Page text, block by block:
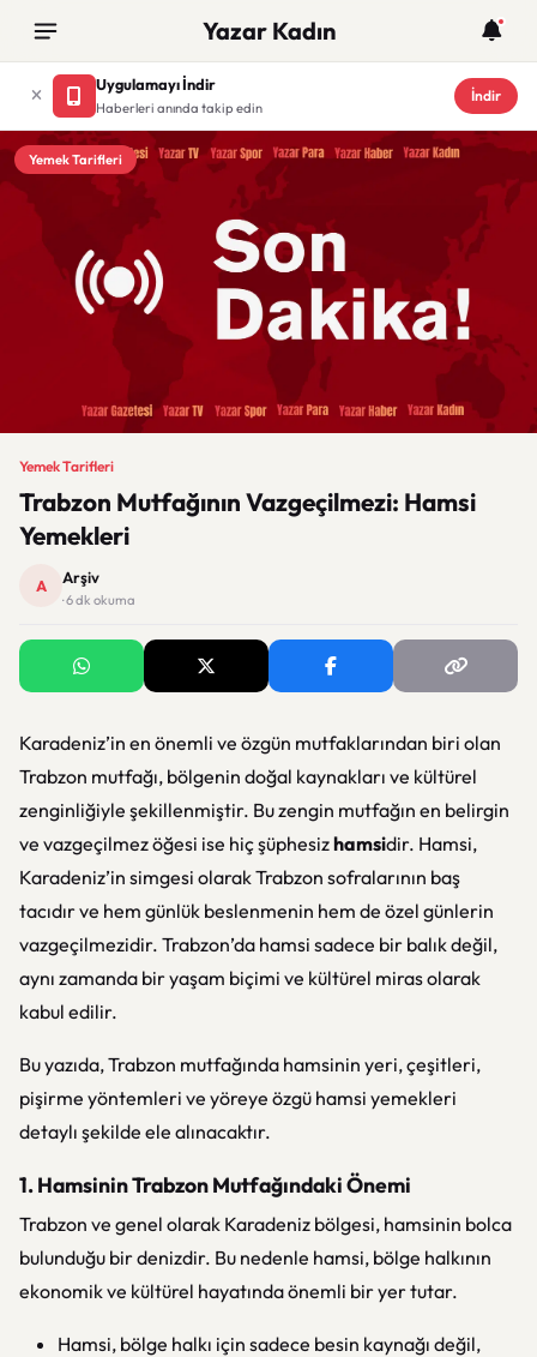
Yazar Kadın
Uygulamayı İndir
Haberleri anında takip edin
İndir
Yemek Tarifleri
Yemek Tarifleri
Trabzon Mutfağının Vazgeçilmezi: Hamsi
Yemekleri
A Arşiv
· 6 dk okuma
Karadeniz’in en önemli ve özgün mutfaklarından biri olan
Trabzon mutfağı, bölgenin doğal kaynakları ve kültürel
zenginliğiyle şekillenmiştir. Bu zengin mutfağın en belirgin
ve vazgeçilmez öğesi ise hiç şüphesizhamsidir. Hamsi,
Karadeniz’in simgesi olarak Trabzon sofralarının baş
tacıdır ve hem günlük beslenmenin hem de özel günlerin
vazgeçilmezidir. Trabzon’da hamsi sadece bir balık değil,
aynı zamanda bir yaşam biçimi ve kültürel miras olarak
kabul edilir.
Bu yazıda, Trabzon mutfağında hamsinin yeri, çeşitleri,
pişirme yöntemleri ve yöreye özgü hamsi yemekleri
detaylı şekilde ele alınacaktır.
1. Hamsinin Trabzon Mutfağındaki Önemi
Trabzon ve genel olarak Karadeniz bölgesi, hamsinin bolca
bulunduğu bir denizdir. Bu nedenle hamsi, bölge halkının
ekonomik ve kültürel hayatında önemli bir yer tutar.
Hamsi, bölge halkı için sadece besin kaynağı değil,